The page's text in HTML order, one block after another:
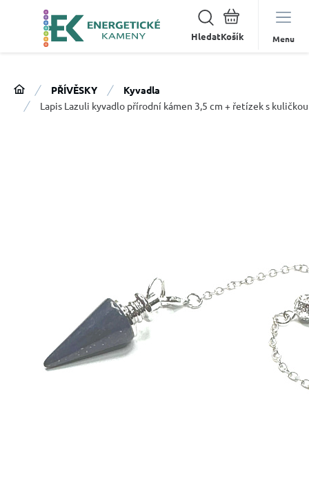
Hledat Menu
PŘÍVĚSKY
Kyvadla
Lapis Lazuli kyvadlo přírodní kámen 3,5 cm + řetízek s